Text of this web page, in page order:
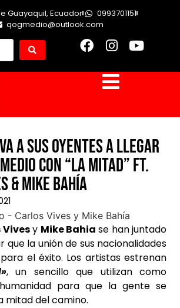
Guayaquil, Ecuador
0993701151
qogmedio@outlook.com
a sus oyentes a llegar
con “La Mitad” FT.
& Mike Bahía
y Mike Bahia se han juntado
que la unión de sus nacionalidades
el éxito. Los artistas estrenan
, un sencillo que utilizan como
para que la gente se
mitad del camino.